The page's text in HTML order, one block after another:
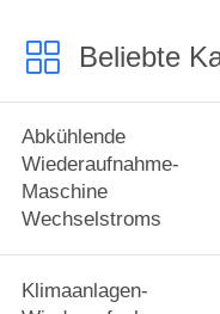
Beliebte
Abkühlende
Wiederaufnahme-
Maschine
Wechselstroms
Klimaanlagen-